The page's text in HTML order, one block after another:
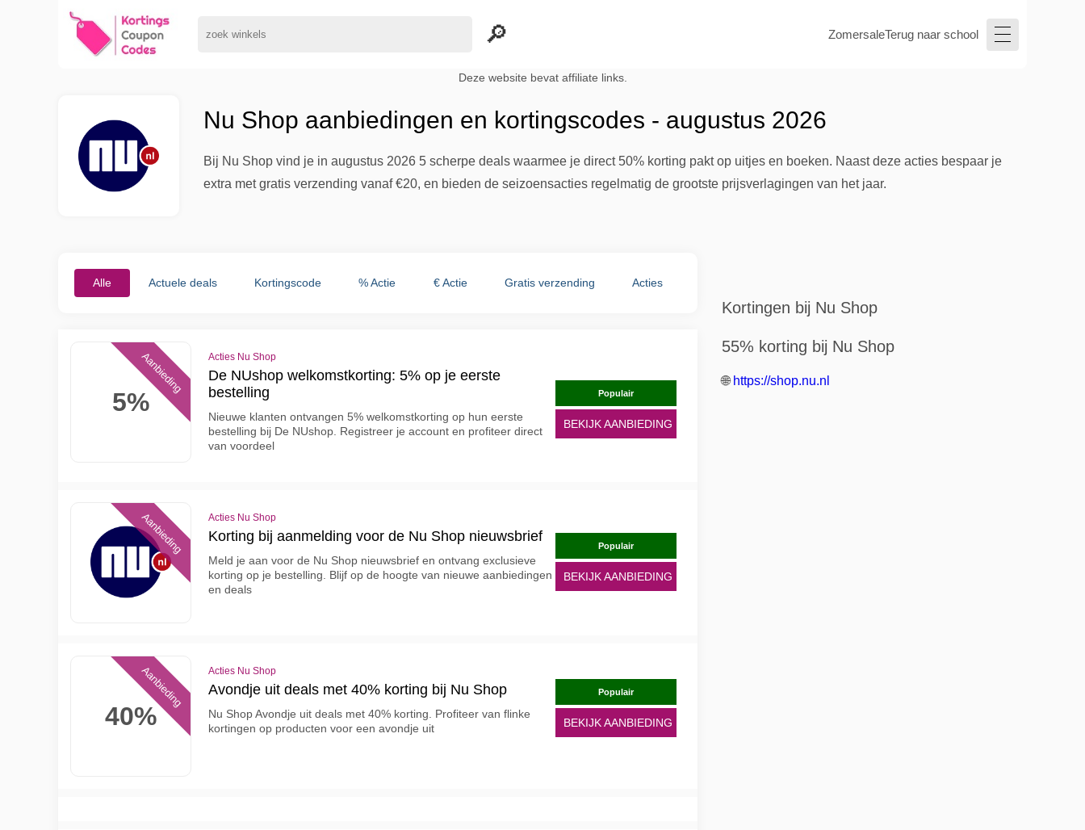
ZomersaleTerug naar school
Deze website bevat affiliate links.
Nu Shop aanbiedingen en kortingscodes - augustus 2026
Bij Nu Shop vind je in augustus 2026 5 scherpe deals waarmee je direct 50% korting pakt op uitjes en boeken. Naast deze acties bespaar je
extra met gratis verzending vanaf €20, en bieden de seizoensacties regelmatig de grootste prijsverlagingen van het jaar.
Alle Actuele deals Kortingscode % Actie € Actie Gratis verzending Acties
5%
Aanbieding Acties Nu Shop
De NUshop welkomstkorting: 5% op je eerste
bestelling
Nieuwe klanten ontvangen 5% welkomstkorting op hun eerste
bestelling bij De NUshop. Registreer je account en profiteer direct
van voordeel
Populair
BEKIJK AANBIEDING
Aanbieding Acties Nu Shop
Korting bij aanmelding voor de Nu Shop nieuwsbrief
Meld je aan voor de Nu Shop nieuwsbrief en ontvang exclusieve
korting op je bestelling. Blijf op de hoogte van nieuwe aanbiedingen
en deals
Populair
BEKIJK AANBIEDING
40%
Aanbieding Acties Nu Shop
Avondje uit deals met 40% korting bij Nu Shop
Nu Shop Avondje uit deals met 40% korting. Profiteer van flinke
kortingen op producten voor een avondje uit
Populair
BEKIJK AANBIEDING
Kortingen bij Nu Shop
55% korting bij Nu Shop
🌐 https://shop.nu.nl